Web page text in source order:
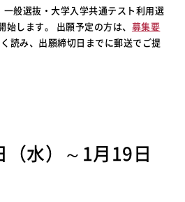
般選抜・大学入学共通テスト利用選
します。 出願予定の方は、 募集要
読み、出願締切日までに郵送でご提
水）～1月19日